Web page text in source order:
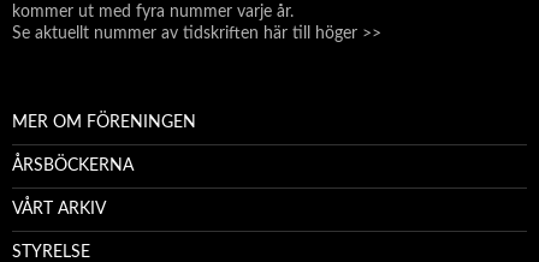
kommer ut med fyra nummer varje år.
Se aktuellt nummer av tidskriften här till höger >>
MER OM FÖRENINGEN
ÅRSBÖCKERNA
VÅRT ARKIV
STYRELSE